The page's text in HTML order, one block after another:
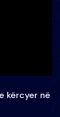
kërcyer në